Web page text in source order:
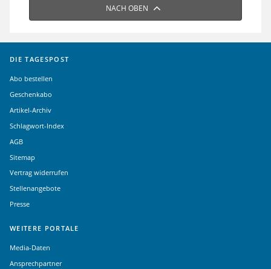
NACH OBEN
DIE TAGESPOST
Abo bestellen
Geschenkabo
Artikel-Archiv
Schlagwort-Index
AGB
Sitemap
Vertrag widerrufen
Stellenangebote
Presse
WEITERE PORTALE
Media-Daten
Ansprechpartner